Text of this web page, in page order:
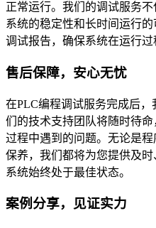
正常运行。我们的调试服务
系统的稳定性和长时间运行
调试报告，确保系统在运行过
售后保障，安心无忧
在PLC编程调试服务完成后
们的技术支持团队将随时待
过程中遇到的问题。无论是
保养，我们都将为您提供及
系统始终处于最佳状态。
案例分享，见证实力